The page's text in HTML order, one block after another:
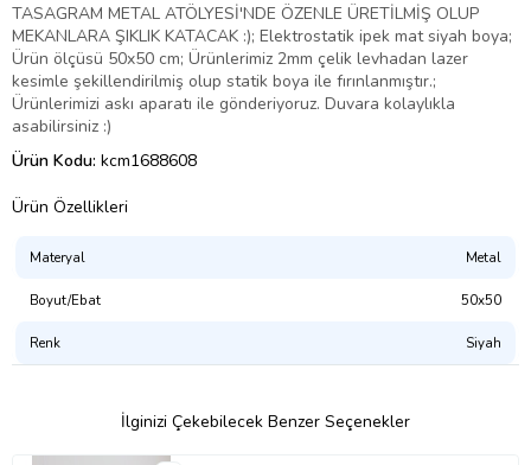
TASAGRAM METAL ATÖLYESİ'NDE ÖZENLE ÜRETİLMİŞ OLUP
MEKANLARA ŞIKLIK KATACAK :); Elektrostatik ipek mat siyah boya;
Ürün ölçüsü 50x50 cm; Ürünlerimiz 2mm çelik levhadan lazer
kesimle şekillendirilmiş olup statik boya ile fırınlanmıştır.;
Ürünlerimizi askı aparatı ile gönderiyoruz. Duvara kolaylıkla
asabilirsiniz :)
Ürün Kodu: kcm1688608
Ürün Özellikleri
Materyal Metal
Boyut/Ebat 50x50
Renk Siyah
İlginizi Çekebilecek Benzer Seçenekler